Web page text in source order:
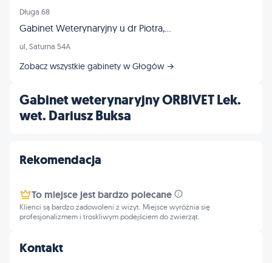
Gabinet weterynaryjny ORBIVET Lek.
wet. Dariusz Buksa
Kontakt
Długa 68
Gabinet Weterynaryjny u dr Piotra, Piotr Barna
ul, Saturna 54A
Zobacz wszystkie gabinety w Głogów →
Rekomendacja
To miejsce jest bardzo polecane
Klienci są bardzo zadowoleni z wizyt. Miejsce wyróżnia się
profesjonalizmem i troskliwym podejściem do zwierząt.